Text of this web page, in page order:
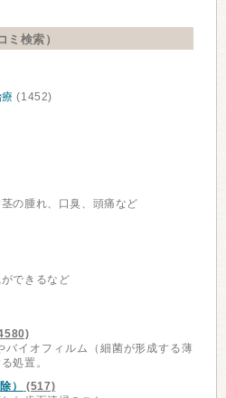
ミ検索）
(1452)
の腫れ、口臭、頭痛など
できるなど
バイオフィルム（細菌が形成する薄
処置。
）
(517)